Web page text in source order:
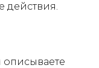
действия.
описываете